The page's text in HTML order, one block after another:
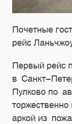
Почетные
рейс
Первый рейс
в Санкт-
Пулково по
торжественно
аркой из